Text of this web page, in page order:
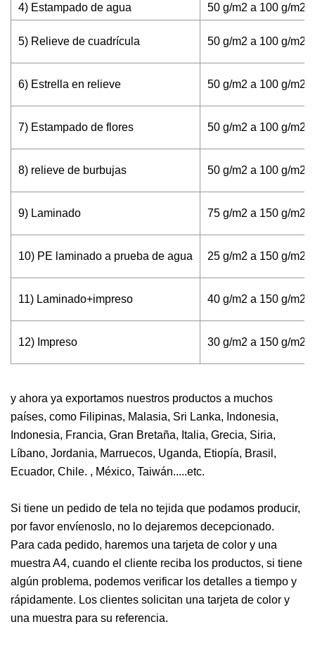
4) Estampado de agua 50 g/m2 a 100 g/m2
5) Relieve de cuadrícula 50 g/m2 a 100 g/m2
6) Estrella en relieve 50 g/m2 a 100 g/m2
7) Estampado de flores 50 g/m2 a 100 g/m2
8) relieve de burbujas 50 g/m2 a 100 g/m2
9) Laminado 75 g/m2 a 150 g/m2
10) PE laminado a prueba de agua 25 g/m2 a 150 g/m2
11) Laminado+impreso 40 g/m2 a 150 g/m2
12) Impreso 30 g/m2 a 150 g/m2
y ahora ya exportamos nuestros productos a muchos
países, como Filipinas, Malasia, Sri Lanka, Indonesia,
Indonesia, Francia, Gran Bretaña, Italia, Grecia, Siria,
Líbano, Jordania, Marruecos, Uganda, Etiopía, Brasil,
Ecuador, Chile. , México, Taiwán.....etc.
Si tiene un pedido de tela no tejida que podamos producir,
por favor envíenoslo, no lo dejaremos decepcionado.
Para cada pedido, haremos una tarjeta de color y una
muestra A4, cuando el cliente reciba los productos, si tiene
algún problema, podemos verificar los detalles a tiempo y
rápidamente. Los clientes solicitan una tarjeta de color y
una muestra para su referencia.